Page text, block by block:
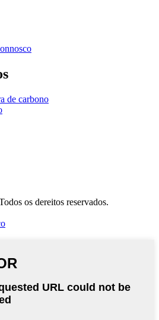
de carbono
os dereitos reservados.